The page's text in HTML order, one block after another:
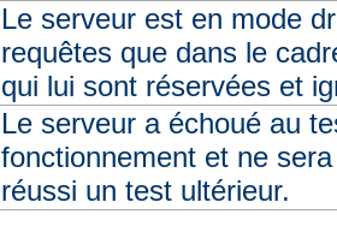
Le serveur est en mode
requêtes que dans le
qui lui sont réservées et
Le serveur a échoué au
fonctionnement et ne
réussi un test ultérieur.